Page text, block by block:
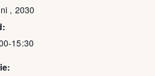
, 2030
15:30